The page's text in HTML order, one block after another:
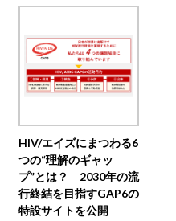
HIV/エイズにまつわる6
つの“理解のギャッ
プ”とは？ 2030年の流
行終結を目指すGAP6の
特設サイトを公開